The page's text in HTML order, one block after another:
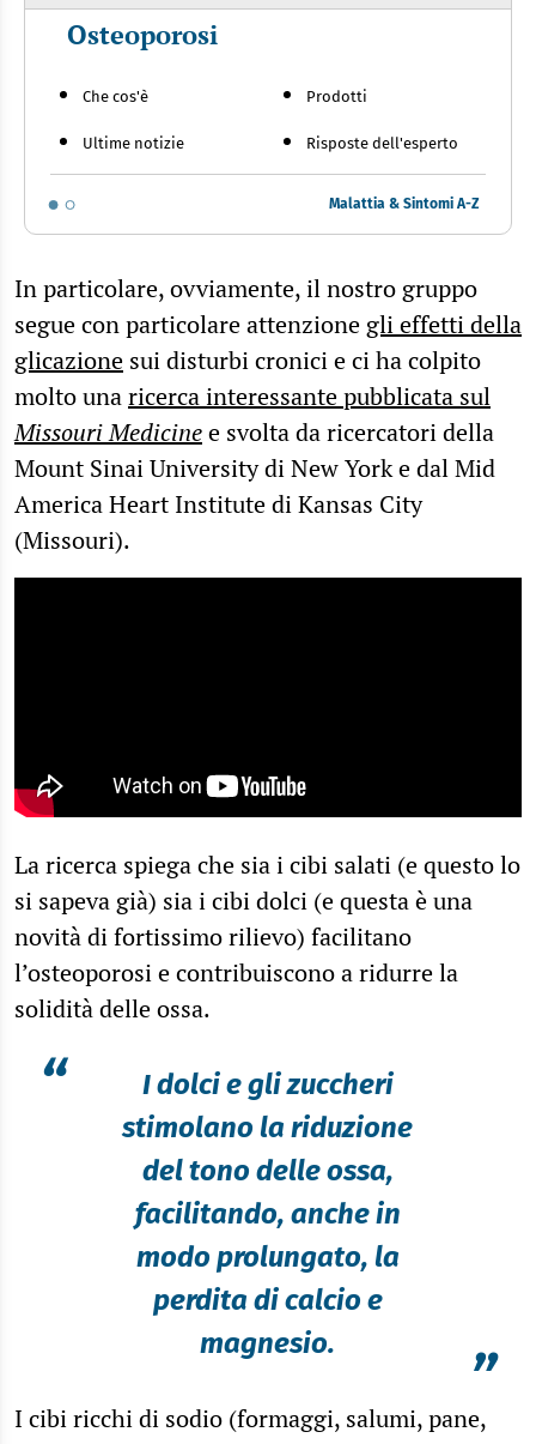
Osteoporosi
Che cos'è
Ultime notizie
Prodotti
Risposte dell'esperto
Malattia & Sintomi A-Z
In particolare, ovviamente, il nostro gruppo
segue con particolare attenzione gli effetti della
glicazione sui disturbi cronici e ci ha colpito
molto unaricerca interessante pubblicata sul
Missouri Medicinee svolta da ricercatori della
Mount Sinai University di New York e dal Mid
America Heart Institute di Kansas City
(Missouri).
La ricerca spiega che sia i cibi salati (e questo lo
si sapeva già) sia i cibi dolci (e questa è una
novità di fortissimo rilievo) facilitano
l’osteoporosi e contribuiscono a ridurre la
solidità delle ossa.
“
I dolci e gli zuccheri
stimolano la riduzione
del tono delle ossa,
facilitando, anche in
modo prolungato, la
perdita di calcio e
magnesio.
”
I cibi ricchi di sodio (formaggi, salumi, pane,